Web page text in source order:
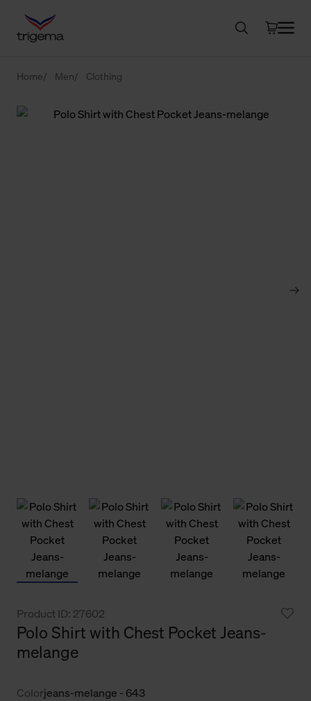
Home Men Clothing
Product ID: 27602
Polo Shirt with Chest Pocket Jeans-
melange
Colorjeans-melange - 643